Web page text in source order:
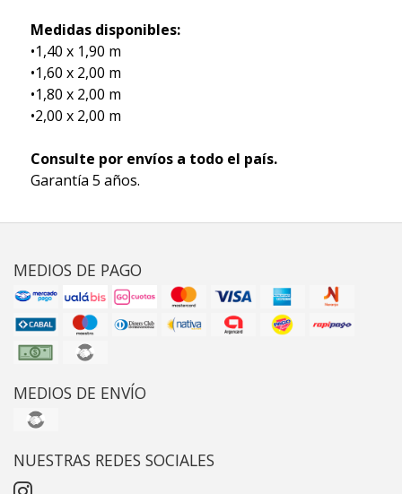
Medidas disponibles:
•1,40 x 1,90 m
•1,60 x 2,00 m
•1,80 x 2,00 m
•2,00 x 2,00 m
Consulte por envíos a todo el país.
Garantía 5 años.
MEDIOS DE PAGO
MEDIOS DE ENVÍO
NUESTRAS REDES SOCIALES